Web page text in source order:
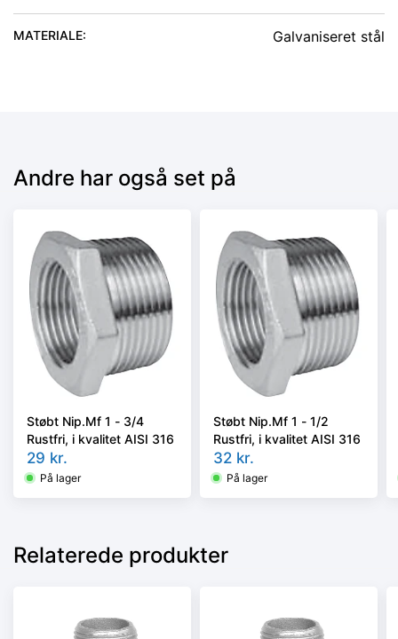
MATERIALE: Galvaniseret stål
Andre har også set på
Støbt Nip.Mf 1 - 3/4
Rustfri, i kvalitet AISI 316
29 kr.
På lager
Støbt Nip.Mf 1 - 1/2
Rustfri, i kvalitet AISI 316
32 kr.
På lager
Relaterede produkter